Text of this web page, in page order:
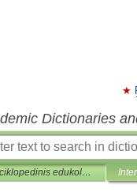
Dictionaries
Enciklopedinis edukologijos žodynas